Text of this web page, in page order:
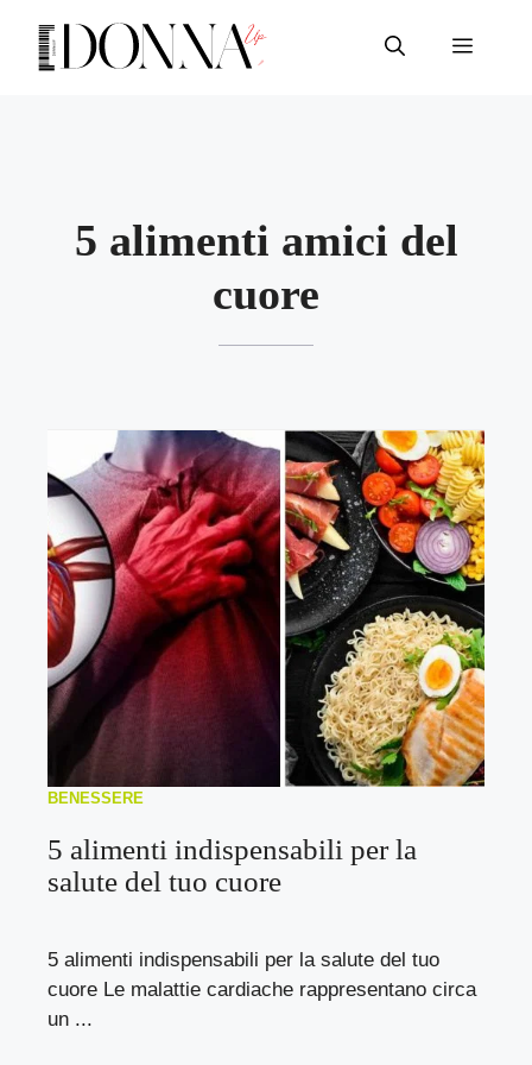
contenuto
Menu
5 alimenti amici del
cuore
BENESSERE
5 alimenti indispensabili per la
salute del tuo cuore
5 alimenti indispensabili per la salute del tuo
cuore Le malattie cardiache rappresentano circa
un ...